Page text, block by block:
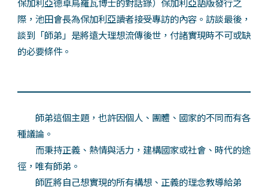
際，池田會長為保加利亞讀者接受專訪的內容。訪談最後，
談到「師弟」是將遠大理想流傳後世，付諸實現時不可或缺
的必要條件。
師弟這個主題，也許因個人、團體、國家的不同而有各
種議論。
而秉持正義、熱情與活力，建構國家或社會、時代的途
徑，唯有師弟。
師匠將自己想實現的所有構想、正義的理念教導給弟